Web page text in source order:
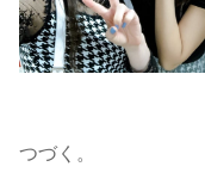
つづく。